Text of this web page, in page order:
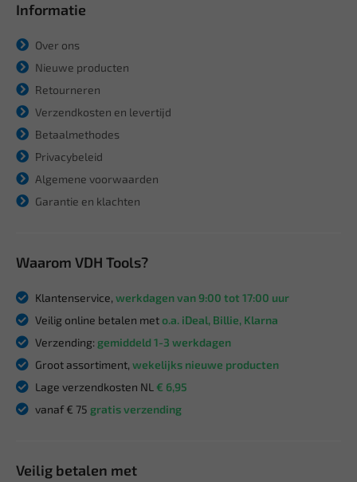
Informatie
Over ons
Nieuwe producten
Retourneren
Verzendkosten en levertijd
Betaalmethodes
Privacybeleid
Algemene voorwaarden
Garantie en klachten
Waarom VDH Tools?
Klantenservice, werkdagen van 9:00 tot 17:00 uur
Veilig online betalen meto.a. iDeal, Billie, Klarna
Verzending: gemiddeld 1-3 werkdagen
Groot assortiment, wekelijks nieuwe producten
Lage verzendkosten NL € 6,95
vanaf € 75 gratis verzending
Veilig betalen met